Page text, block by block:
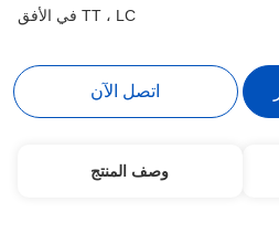
TT ، LC في الأفق
اتصل الآن
وصف المنتج